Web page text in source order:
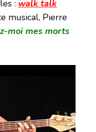
: walk talk
musical, Pierre
moi mes morts